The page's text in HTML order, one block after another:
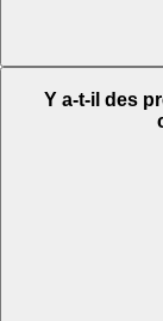
Y a-t-il des